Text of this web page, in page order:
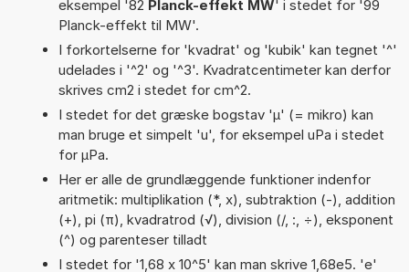
eksempel '82 Planck-effekt MW' i stedet for '99
Planck-effekt til MW'.
I forkortelserne for 'kvadrat' og 'kubik' kan tegnet '^'
udelades i '^2' og '^3'. Kvadratcentimeter kan derfor
skrives cm2 i stedet for cm^2.
I stedet for det græske bogstav 'µ' (= mikro) kan
man bruge et simpelt 'u', for eksempel uPa i stedet
for µPa.
Her er alle de grundlæggende funktioner indenfor
aritmetik: multiplikation (*, x), subtraktion (-), addition
(+), pi (π), kvadratrod (√), division (/, :, ÷), eksponent
(^) og parenteser tilladt
I stedet for '1,68 x 10^5' kan man skrive 1,68e5. 'e'